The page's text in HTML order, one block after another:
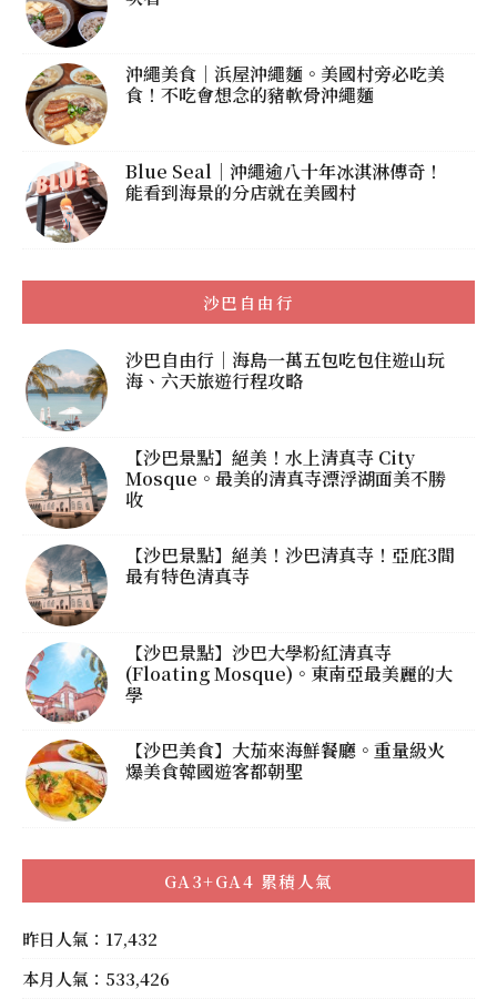
沖繩美食｜浜屋沖繩麵。美國村旁必吃美
食！不吃會想念的豬軟骨沖繩麵
Blue Seal｜沖繩逾八十年冰淇淋傳奇！
能看到海景的分店就在美國村
沙巴自由行
沙巴自由行｜海島一萬五包吃包住遊山玩
海、六天旅遊行程攻略
【沙巴景點】絕美！水上清真寺 City
Mosque。最美的清真寺漂浮湖面美不勝
收
【沙巴景點】絕美！沙巴清真寺！亞庇3間
最有特色清真寺
【沙巴景點】沙巴大學粉紅清真寺
(Floating Mosque)。東南亞最美麗的大
學
【沙巴美食】大茄來海鮮餐廳。重量級火
爆美食韓國遊客都朝聖
GA3+GA4 累積人氣
昨日人氣：17,432
本月人氣：533,426